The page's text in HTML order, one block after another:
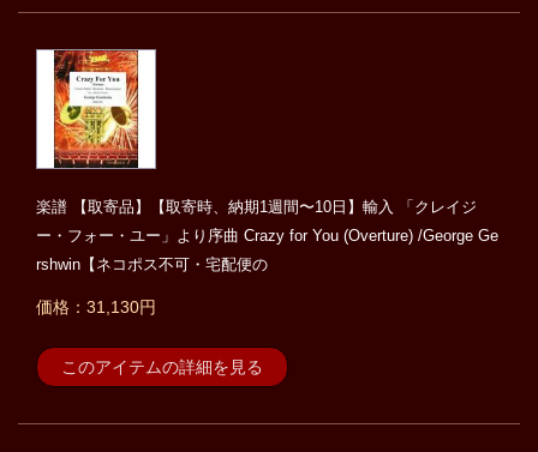
楽譜 【取寄品】【取寄時、納期1週間〜10日】輸入 「クレイジ
ー・フォー・ユー」より序曲 Crazy for You (Overture) /George Ge
rshwin【ネコポス不可・宅配便の
価格：31,130円
このアイテムの詳細を見る